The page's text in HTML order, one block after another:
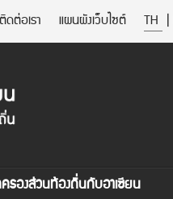
ติดต่อเรา แผนผังเว็บไซต์ TH |
รองส่วนท้องถิ่นกับอาเซียน